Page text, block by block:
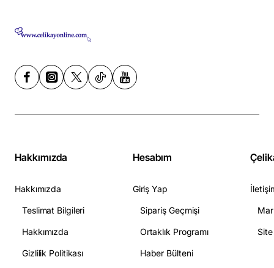
Hakkımızda
Hakkımızda
Teslimat Bilgileri
Hakkımızda
Gizlilik Politikası
Hesabım
Giriş Yap
Sipariş Geçmişi
Ortaklık Programı
Haber Bülteni